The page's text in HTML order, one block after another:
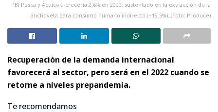
PBI Pesca y Acuícola crecería 2.6% en 2020, sustentado en la extracción de la
anchoveta para consumo humano indirecto (+19.5%). (Foto: Produce)
Recuperación de la demanda internacional
favorecerá al sector, pero será en el 2022 cuando se
retorne a niveles prepandemia.
Te recomendamos